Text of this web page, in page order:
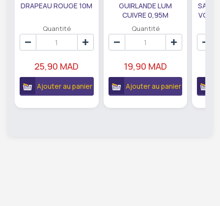
DRAPEAU ROUGE 10M
Quantité
25,90 MAD
Ajouter au panier
GUIRLANDE LUM
CUIVRE 0,95M
DE79207
Quantité
19,90 MAD
Ajouter au panier